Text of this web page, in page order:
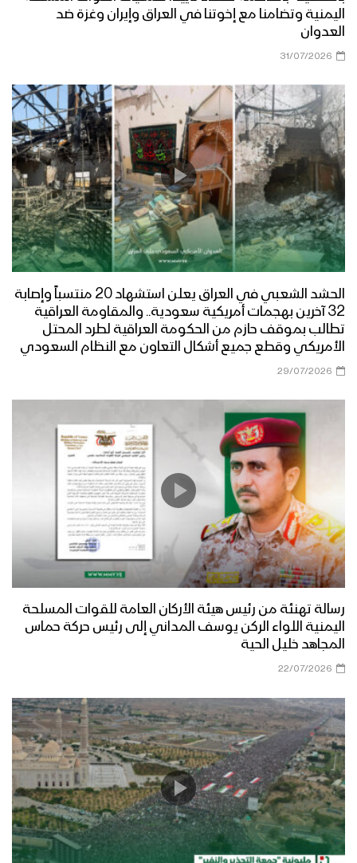
اليمنية وتضامنا مع إخوتنا في العراق وإيران وغزة ضد
العدوان
31/07/2026
الحشد الشعبي في العراق يعلن استشهاد 20 منتسباً وإصابة
32 آخرين بهجمات أمريكية سعودية.. والمقاومة العراقية
تطالب بموقف حازم من الحكومة العراقية لطرد المحتل
الأمريكي وقطع جميع أشكال التعاون مع النظام السعودي
29/07/2026
رسالة تهنئة من رئيس هيئة الأركان العامة للقوات المسلحة
اليمنية اللواء الركن يوسف المداني إلى رئيس حركة حماس
المجاهد خليل الحية
22/07/2026